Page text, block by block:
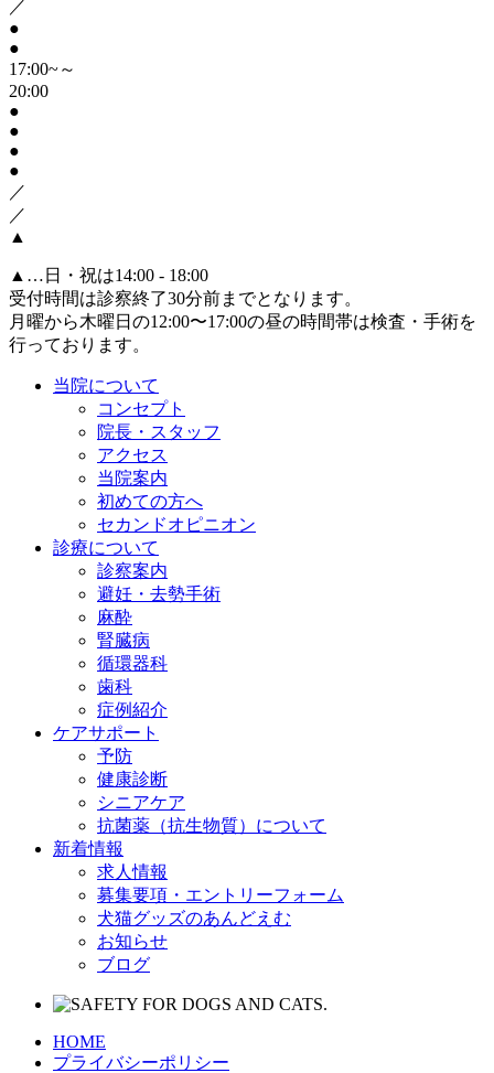
／
●
●
17:00~～
20:00
●
●
●
●
／
／
▲
▲ …日・祝は14:00 - 18:00
受付時間は診察終了30分前までとなります。
月曜から木曜日の12:00〜17:00の昼の時間帯は検査・手術を
行っております。
当院について
コンセプト
院長・スタッフ
アクセス
当院案内
初めての方へ
セカンドオピニオン
診療について
診察案内
避妊・去勢手術
麻酔
腎臓病
循環器科
歯科
症例紹介
ケアサポート
予防
健康診断
シニアケア
抗菌薬（抗生物質）について
新着情報
求人情報
募集要項・エントリーフォーム
犬猫グッズのあんどえむ
お知らせ
ブログ
HOME
プライバシーポリシー